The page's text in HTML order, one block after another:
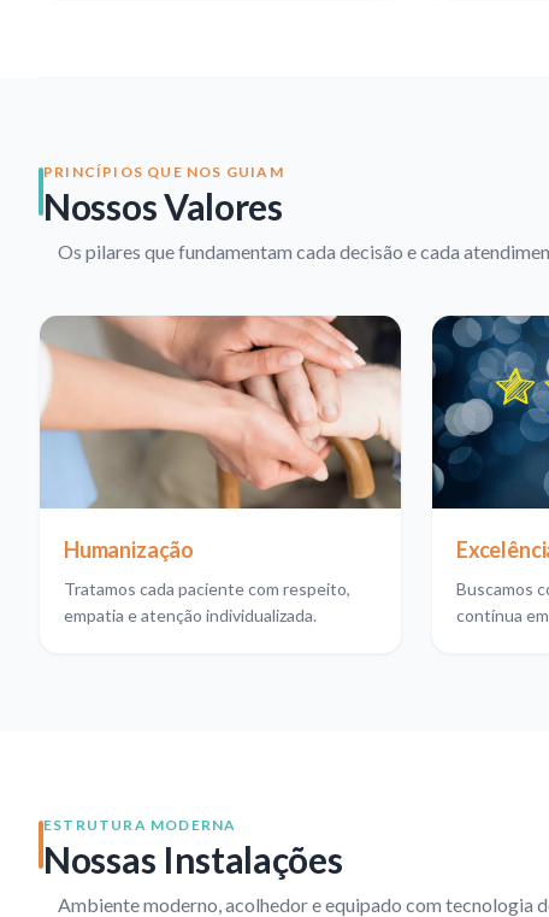
PRINCÍPIOS QUE NOS GUIAM
Nossos Valores
Os pilares que fundamentam cada decisão e cada
Humanização
Tratamos cada paciente com respeito,
empatia e atenção individualizada.
Buscamos
contínua
ESTRUTURA MODERNA
Nossas Instalações
Ambiente moderno, acolhedor e equipado com tecnologia